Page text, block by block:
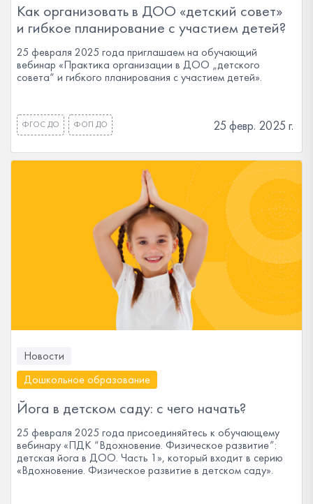
Как организовать в ДОО «детский совет»
и гибкое планирование с участием детей?
25 февраля 2025 года приглашаем на обучающий
вебинар «Практика организации в ДОО „детского
совета“ и гибкого планирования с участием детей».
ФГОС ДО ФОП ДО 25 февр. 2025 г.
Новости
Дошкольное образование
Йога в детском саду: с чего начать?
25 февраля 2025 года присоединяйтесь к обучающему
вебинару «ПДК “Вдохновение. Физическое развитие”:
детская йога в ДОО. Часть 1», который входит в серию
«Вдохновение. Физическое развитие в детском саду».